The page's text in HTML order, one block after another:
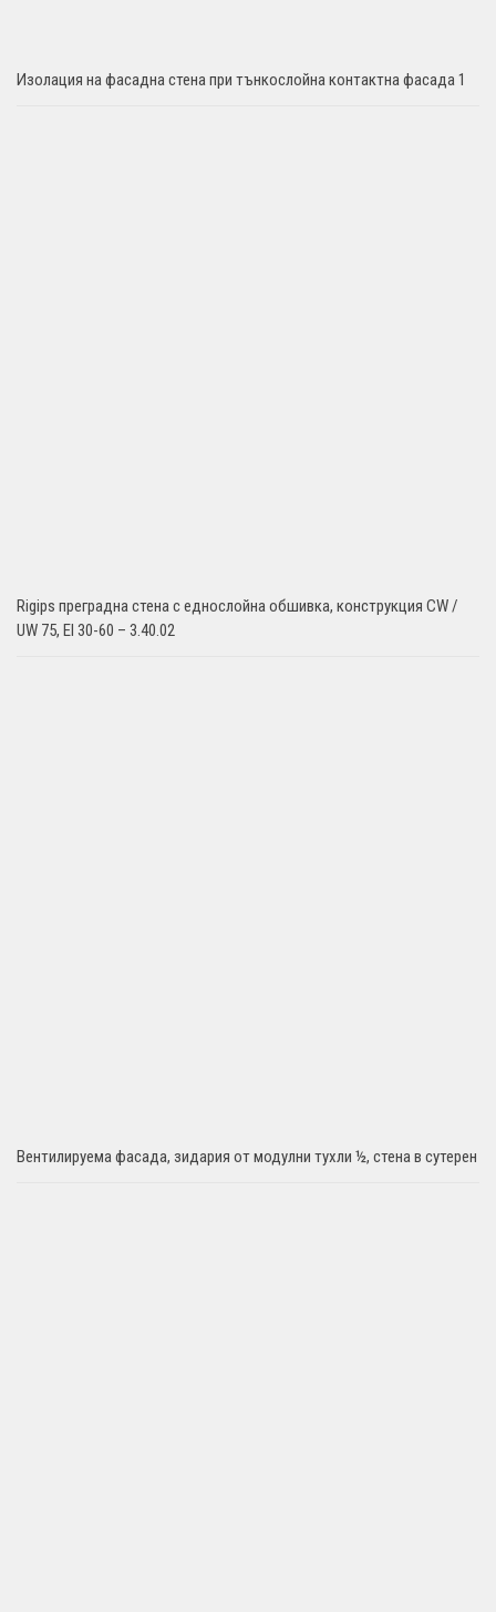
Изолация на фасадна стена при тънкослойна контактна фасада 1
Rigips преградна стена с еднослойна обшивка, конструкция CW /
UW 75, EI 30-60 – 3.40.02
Вентилируема фасада, зидария от модулни тухли ½, стена в сутерен